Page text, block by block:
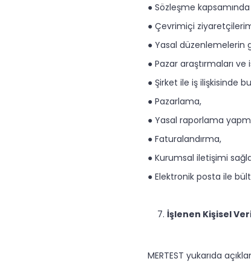
● Sözleşme
● Çevrimiçi
● Yasal düzenlemelerin
● Pazar araştırmaları
● Şirket ile iş ilişkisinde
● Pazarlama,
● Yasal raporlama
● Faturalandırma,
● Kurumsal iletişimi
● Elektronik posta ile
İşlenen Kişisel
MERTEST yukarıda